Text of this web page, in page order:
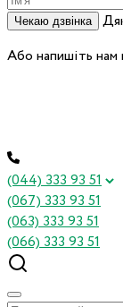
Чекаю дзвінка
Або напишіть нам
(044) 333 93 51
(067) 333 93 51
(063) 333 93 51
(066) 333 93 51